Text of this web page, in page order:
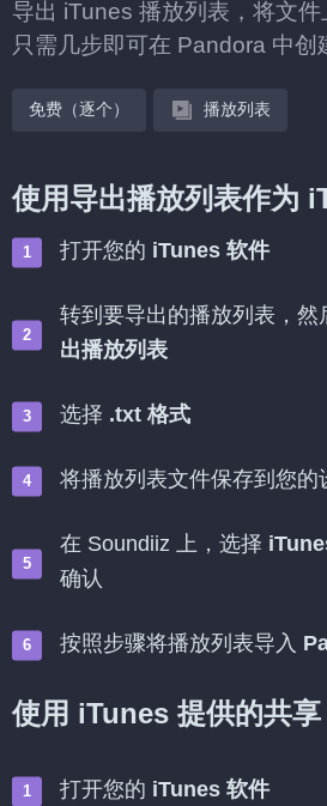
导出 iTunes 播放列表，将文件
只需几步即可在 Pandora 中创
免费（逐个） 播放列表
使用导出播放列表作为
打开您的 iTunes 软件
转到要导出的播放列表，然
出播放列表
选择 .txt 格式
将播放列表文件保存到您的
在 Soundiiz 上，选择
确认
按照步骤将播放列表导入
使用 iTunes 提供的共
打开您的 iTunes 软件